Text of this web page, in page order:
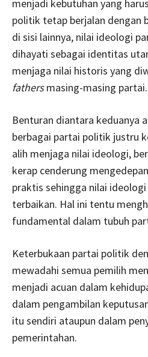
menjadi kebutuhan yang
politik tetap berjalan dengan
di sisi lainnya, nilai ideologi
dihayati sebagai identitas
menjaga nilai historis yang
fathersmasing-masing partai.
Benturan diantara keduanya
berbagai partai politik justru
alih menjaga nilai ideologi,
kerap cenderung
praktis sehingga nilai
terbaikan. Hal ini tentu
fundamental dalam tubuh
Keterbukaan partai politik
mewadahi semua pemilih
menjadi acuan dalam
dalam pengambilan
itu sendiri ataupun dalam
pemerintahan.